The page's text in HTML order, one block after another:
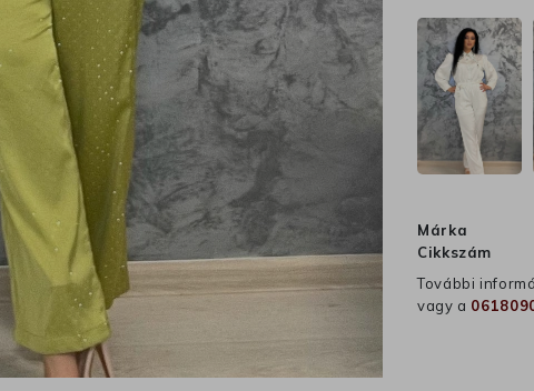
Márka
Cikkszám
További
vagy a